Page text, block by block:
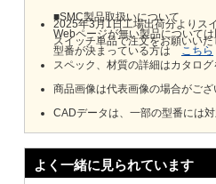
■SMC製品取扱いについて
Webページが無い製品については
型番が決まっている方は こちら
2025年3月1日工場出荷分よりス
スイッチ単品で注文をお願いいた
スペック、材質の詳細はカタログ
商品画像は代表画像の場合がご
CADデータは、一部の型番には対
よく一緒に見られています